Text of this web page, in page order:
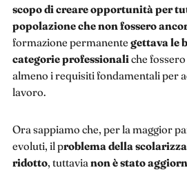
scopo di creare opportunità per
popolazione che non fossero
formazione permanente gettava le
categorie professionali che
almeno i requisiti fondamentali per
lavoro.
Ora sappiamo che, per la maggior
evoluti, il problema della
ridotto, tuttavia non è stato